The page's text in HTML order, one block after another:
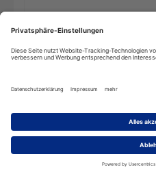
Wörterbuch
-
Benutzer
(Mehrplatzlizenz)
Beschreibung